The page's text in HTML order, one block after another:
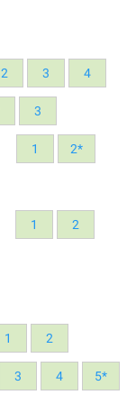
2 3 4
3
1 2*
1 2
1 2
3 4 5*